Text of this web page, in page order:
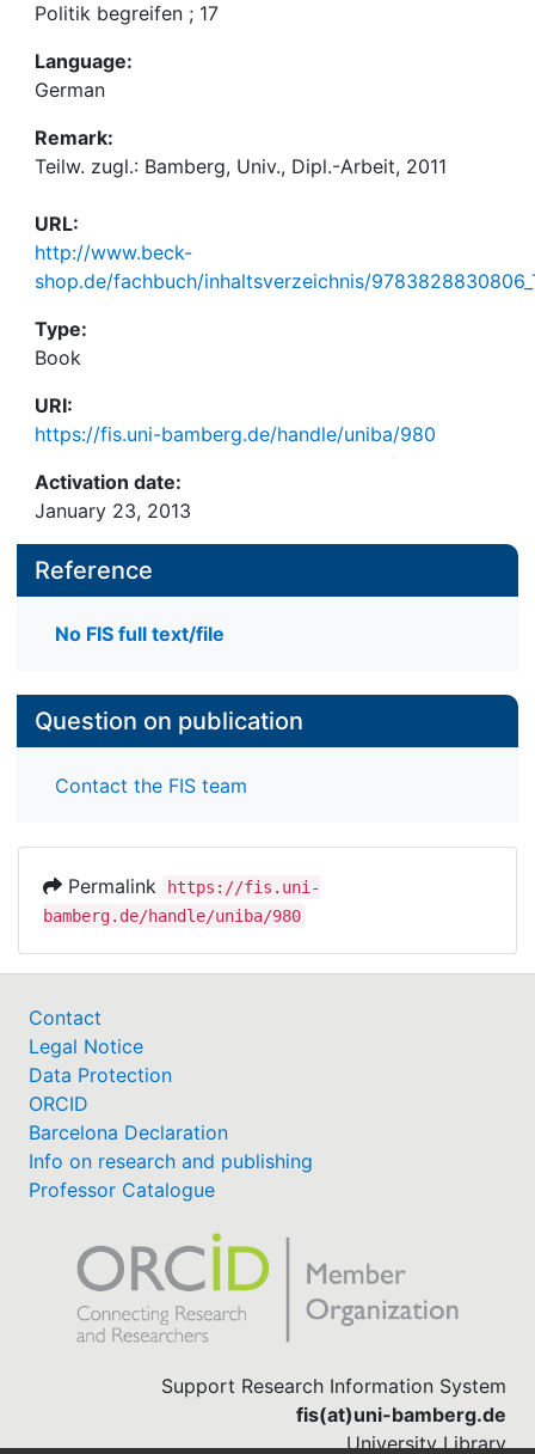
Politik begreifen ; 17
Language:
German
Remark:
Teilw. zugl.: Bamberg, Univ., Dipl.-Arbeit, 2011
URL:
http://www.beck-
shop.de/fachbuch/inhaltsverzeichnis/
Type:
Book
URI:
https://fis.uni-bamberg.de/handle/uniba/980
Activation date:
January 23, 2013
Reference
No FIS full text/file
Question on publication
Contact the FIS team
Permalink
https://fis.uni-
bamberg.de/handle/uniba/980
Contact
Legal Notice
Data Protection
ORCID
Barcelona Declaration
Info on research and publishing
Professor Catalogue
Support Research Information System
fis(at)uni-bamberg.de
University Library